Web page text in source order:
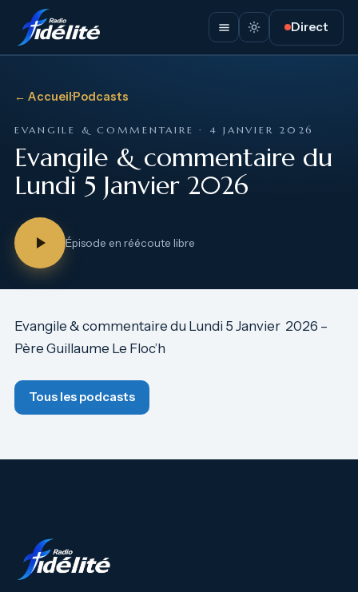
Direct
← Accueil·Podcasts
EVANGILE & COMMENTAIRE · 4 JANVIER 2026
Evangile & commentaire du
Lundi 5 Janvier 2026
Épisode en réécoute libre
Evangile & commentaire du Lundi 5 Janvier 2026 –
Père Guillaume Le Floc’h
Tous les podcasts